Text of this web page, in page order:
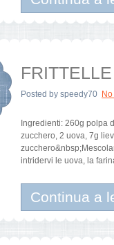
Posted by speedy70
Ingredienti: 260g polpa
zucchero, 2 uova, 7g
intridervi le uova, la
Continua a